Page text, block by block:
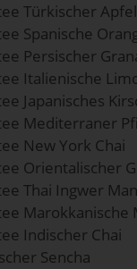
Türkischer Apfel
Spanische
Persischer
Italienische
Japanisches
Mediterraner
New York Chai
Orientalischer
Thai Ingwer
Marokkanische
Indischer Chai
Sencha